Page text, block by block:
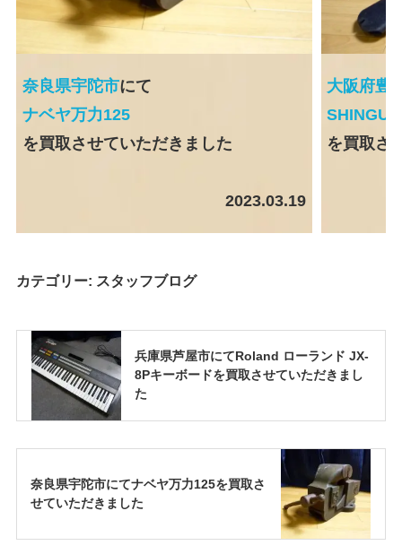
奈良県宇陀市にて
ナベヤ万力125
を買取させていただきました
2023.03.19
大阪府豊
SHINGU
を買取さ
カテゴリー: スタッフブログ
兵庫県芦屋市にてRoland ローランド JX-
8Pキーボードを買取させていただきまし
た
奈良県宇陀市にてナベヤ万力125を買取さ
せていただきました